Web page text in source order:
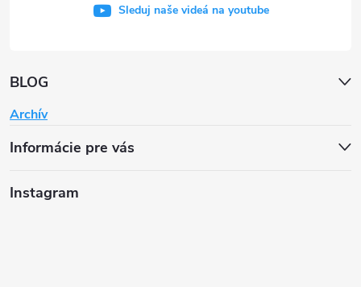
BLOG
Archív
Informácie pre vás
Sleduj naše videá na youtube
Instagram